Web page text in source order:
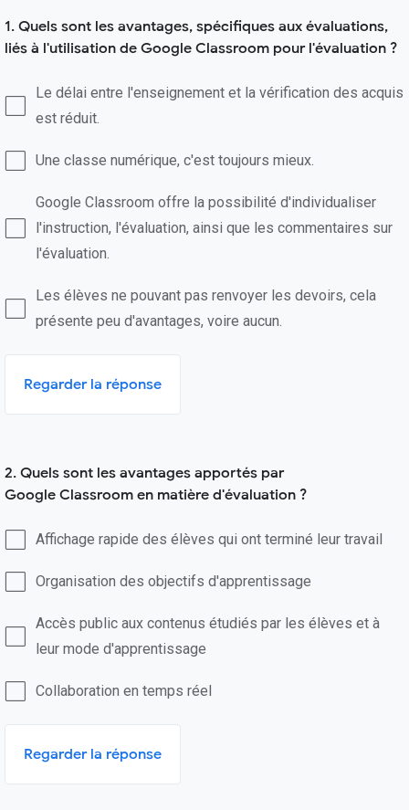
1. Quels sont les avantages, spécifiques aux évaluations,
liés à l'utilisation de Google Classroom pour l'évaluation ?
Le délai entre l'enseignement et la vérification des acquis
est réduit.
Une classe numérique, c'est toujours mieux.
Google Classroom offre la possibilité d'individualiser
l'instruction, l'évaluation, ainsi que les commentaires sur
l'évaluation.
Les élèves ne pouvant pas renvoyer les devoirs, cela
présente peu d'avantages, voire aucun.
Regarder la réponse
2. Quels sont les avantages apportés par
Google Classroom en matière d'évaluation ?
Affichage rapide des élèves qui ont terminé leur travail
Organisation des objectifs d'apprentissage
Accès public aux contenus étudiés par les élèves et à
leur mode d'apprentissage
Collaboration en temps réel
Regarder la réponse